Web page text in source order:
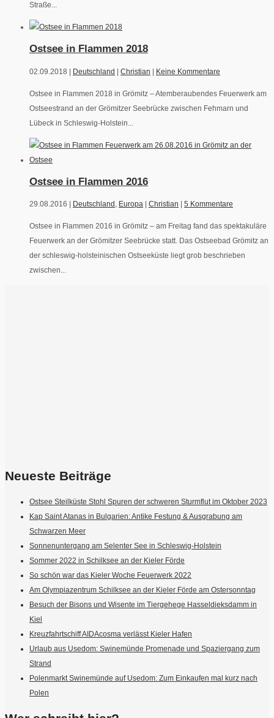
Straße...
Ostsee in Flammen 2018
02.09.2018 | Deutschland | Christian | Keine Kommentare
Ostsee in Flammen 2018 in Grömitz – Atemberaubendes Feuerwerk am
Ostseestrand an der Grömitzer Seebrücke zwischen Fehmarn und
Lübeck in Schleswig-Holstein...
Ostsee in Flammen 2016
29.08.2016 | Deutschland Europa | Christian | 5 Kommentare
Ostsee in Flammen 2016 in Grömitz – am Freitag fand das spektakuläre
Feuerwerk an der Grömitzer Seebrücke statt. Das Ostseebad Grömitz an
der schleswig-holsteinischen Ostseeküste liegt grob beschrieben
zwischen...
Neueste Beiträge
Ostsee Steilküste Stohl Spuren der schweren Sturmflut im Oktober 2023
Kap Saint Atanas in Bulgarien: Antike Festung & Ausgrabung am
Schwarzen Meer
Sonnenuntergang am Selenter See in Schleswig-Holstein
Sommer 2022 in Schilksee an der Kieler Förde
So schön war das Kieler Woche Feuerwerk 2022
Am Olympiazentrum Schilksee an der Kieler Förde am Ostersonntag
Besuch der Bisons und Wisente im Tiergehege Hasseldieksdamm in
Kiel
Kreuzfahrtschiff AIDAcosma verlässt Kieler Hafen
Urlaub aus Usedom: Swinemünde Promenade und Spaziergang zum
Strand
Polenmarkt Swinemünde auf Usedom: Zum Einkaufen mal kurz nach
Polen